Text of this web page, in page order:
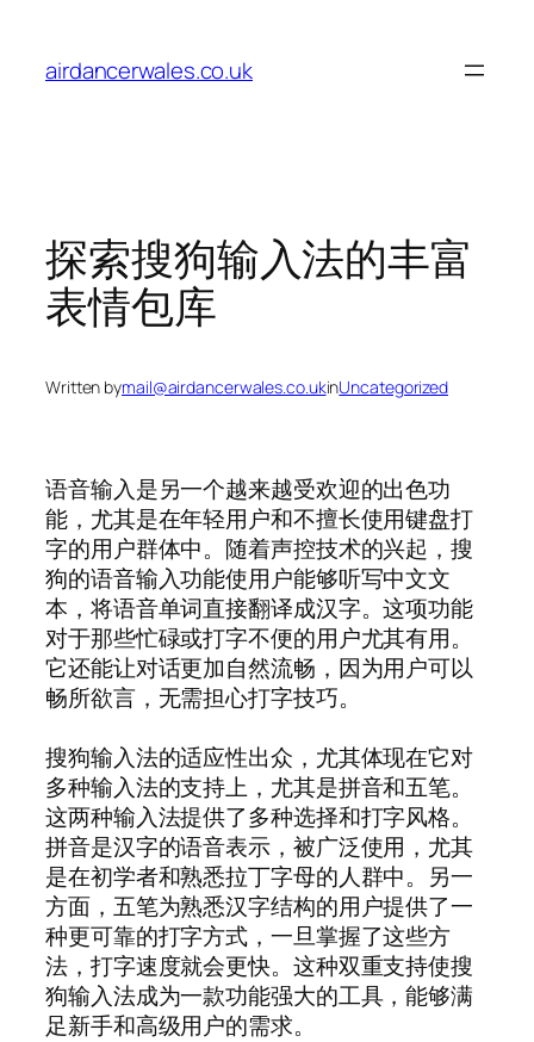
content
airdancerwales.co.uk
探索搜狗输入法的丰富
表情包库
Written bymail@airdancerwales.co.ukinUncategorized
语音输入是另一个越来越受欢迎的出色功
能，尤其是在年轻用户和不擅长使用键盘打
字的用户群体中。随着声控技术的兴起，搜
狗的语音输入功能使用户能够听写中文文
本，将语音单词直接翻译成汉字。这项功能
对于那些忙碌或打字不便的用户尤其有用。
它还能让对话更加自然流畅，因为用户可以
畅所欲言，无需担心打字技巧。
搜狗输入法的适应性出众，尤其体现在它对
多种输入法的支持上，尤其是拼音和五笔。
这两种输入法提供了多种选择和打字风格。
拼音是汉字的语音表示，被广泛使用，尤其
是在初学者和熟悉拉丁字母的人群中。另一
方面，五笔为熟悉汉字结构的用户提供了一
种更可靠的打字方式，一旦掌握了这些方
法，打字速度就会更快。这种双重支持使搜
狗输入法成为一款功能强大的工具，能够满
足新手和高级用户的需求。